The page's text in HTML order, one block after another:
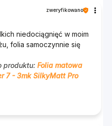
zweryfikowano
niedociągnięć w moim
folia samoczynnie się
produktu: Folia matowa
7 - 3mk SilkyMatt Pro